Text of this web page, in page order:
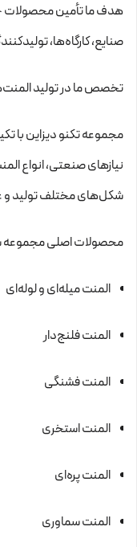
هدف ما تأمین محصولات
صنایع، کارگاه‌ها،
تخصص ما در تولید
مجموعه تکنو دیزاین با
نیازهای صنعتی، انواع
شکل‌های مختلف تولید و
محصولات اصلی مجموعه
المنت میله‌ای و لوله‌ای
المنت فلنج‌دار
المنت فشنگی
المنت استخری
المنت پره‌ای
المنت سماوری